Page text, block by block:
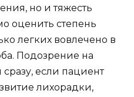
но и тяжесть
оценить степень
легких вовлечено в
Подозрение на
если пациент
лихорадки,